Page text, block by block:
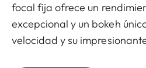
focal fija ofrece un
excepcional y un bokeh
velocidad y su